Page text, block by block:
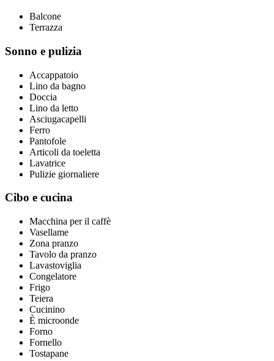
Balcone
Terrazza
Sonno e pulizia
Accappatoio
Lino da bagno
Doccia
Lino da letto
Asciugacapelli
Ferro
Pantofole
Articoli da toeletta
Lavatrice
Pulizie giornaliere
Cibo e cucina
Macchina per il caffè
Vasellame
Zona pranzo
Tavolo da pranzo
Lavastoviglia
Congelatore
Frigo
Teiera
Cucinino
È microonde
Forno
Fornello
Tostapane